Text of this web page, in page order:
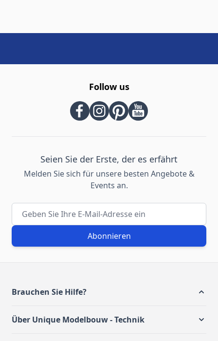
Follow us
Seien Sie der Erste, der es erfährt
Melden Sie sich für unsere besten Angebote &
Events an.
E-Mail-Adresse
Abonnieren
Brauchen Sie Hilfe?
Über Unique Modelbouw - Technik